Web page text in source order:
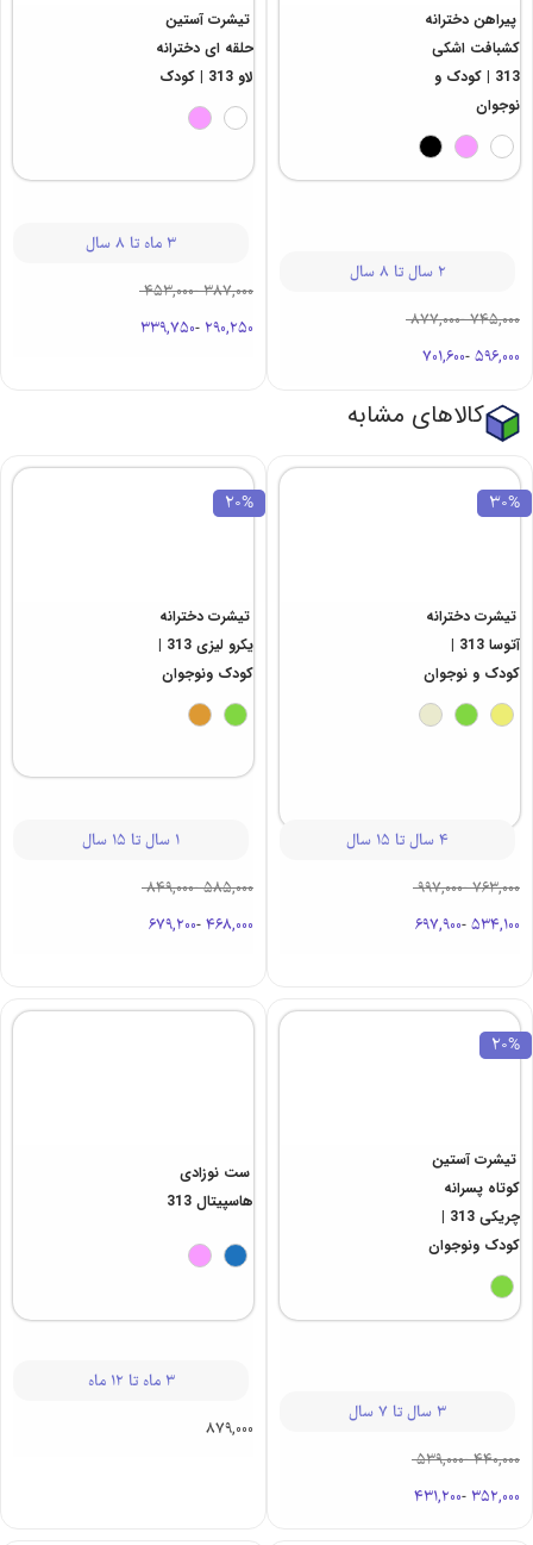
پیراهن دخترانه
کشبافت اشکی
313 | کودک و
نوجوان
2 سال تا 8 سال
745,000
-
877,000
596,000
-
701,600
تیشرت آستین
حلقه ای دخترانه
لاو 313 | کودک
3 ماه تا 8 سال
387,000
-
453,000
290,250
-
339,750
کالاهای مشابه
30%
تیشرت دخترانه
آتوسا 313 |
کودک و نوجوان
4 سال تا 15 سال
763,000
-
997,000
534,100
-
697,900
20%
تیشرت دخترانه
یکرو لیزی 313 |
کودک ونوجوان
1 سال تا 15 سال
585,000
-
849,000
468,000
-
679,200
20%
تیشرت آستین
کوتاه پسرانه
چریکی 313 |
کودک ونوجوان
3 سال تا 7 سال
440,000
-
539,000
352,000
-
431,200
ست نوزادی
هاسپیتال 313
3 ماه تا 12 ماه
879,000